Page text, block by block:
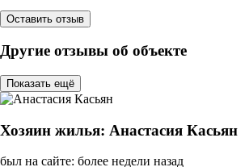
Оставить отзыв
Другие отзывы об объекте
Показать ещё
Хозяин жилья: Анастасия Касьян
был на сайте: более недели назад